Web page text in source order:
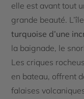
elle est avant tout
grande beauté.
turquoise d’une
la baignade, le
Les criques
en bateau, offrent
falaises